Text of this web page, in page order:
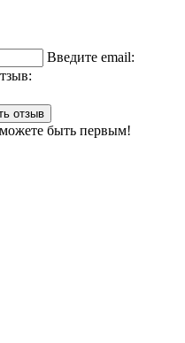
Введите email:
отзыв
быть первым!